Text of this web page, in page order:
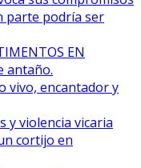
parte podría ser
EN
antaño.
vivo, encantador y
y violencia vicaria
cortijo en